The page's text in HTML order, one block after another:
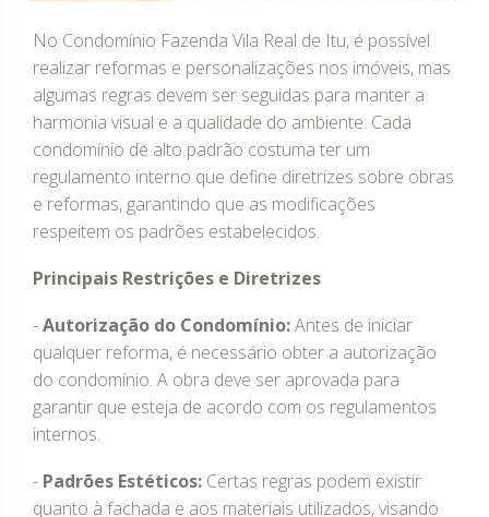
No Condomínio Fazenda Vila Real de Itu, é possível
realizar reformas e personalizações nos imóveis, mas
algumas regras devem ser seguidas para manter a
harmonia visual e a qualidade do ambiente. Cada
condomínio de alto padrão costuma ter um
regulamento interno que define diretrizes sobre obras
e reformas, garantindo que as modificações
respeitem os padrões estabelecidos.
Principais Restrições e Diretrizes
-Autorização do Condomínio:Antes de iniciar
qualquer reforma, é necessário obter a autorização
do condomínio. A obra deve ser aprovada para
garantir que esteja de acordo com os regulamentos
internos.
- Padrões Estéticos: Certas regras podem existir
quanto à fachada e aos materiais utilizados, visando